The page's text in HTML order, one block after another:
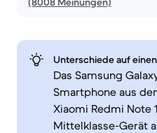
Unterschiede auf
Das Samsung
Smartphone aus
Xiaomi Redmi Note
Mittelklasse-Gerät